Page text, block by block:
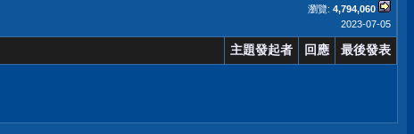
瀏覽: 4,794,060
2023-07-05
主題發起者 回應 最後發表